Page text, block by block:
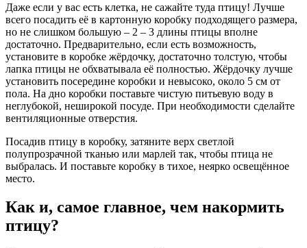
Даже если у вас есть клетка, не сажайте туда птицу! Лучше
всего посадить её в картонную коробку подходящего размера,
но не слишком большую – 2 – 3 длины птицы вполне
достаточно. Предварительно, если есть возможность,
установите в коробке жёрдочку, достаточно толстую, чтобы
лапка птицы не обхватывала её полностью. Жёрдочку лучше
установить посередине коробки и невысоко, около 5 см от
пола. На дно коробки поставьте чистую питьевую воду в
неглубокой, неширокой посуде. При необходимости сделайте
вентиляционные отверстия.
Посадив птицу в коробку, затяните верх светлой
полупрозрачной тканью или марлей так, чтобы птица не
выбралась. И поставьте коробку в тихое, неярко освещённое
место.
Как и, самое главное, чем накормить
птицу?